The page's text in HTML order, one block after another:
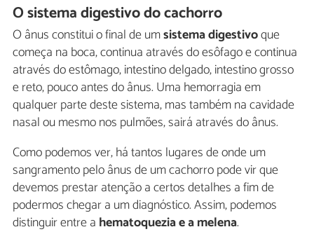
O sistema digestivo do cachorro
O ânus constitui o final de umsistema digestivoque
começa na boca, continua através do esôfago e continua
através do estômago, intestino delgado, intestino grosso
e reto, pouco antes do ânus. Uma hemorragia em
qualquer parte deste sistema, mas também na cavidade
nasal ou mesmo nos pulmões, sairá através do ânus.
Como podemos ver, há tantos lugares de onde um
sangramento pelo ânus de um cachorro pode vir que
devemos prestar atenção a certos detalhes a fim de
podermos chegar a um diagnóstico. Assim, podemos
distinguir entre a hematoquezia e a melena.